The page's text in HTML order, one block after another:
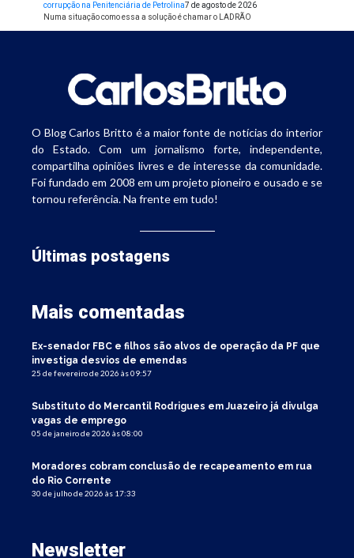
corrupção na Penitenciária de Petrolina7 de agosto de 2026
Numa situação como essa a solução é chamar o LADRÃO
O Blog Carlos Britto é a maior fonte de notícias do interior
do Estado. Com um jornalismo forte, independente,
compartilha opiniões livres e de interesse da comunidade.
Foi fundado em 2008 em um projeto pioneiro e ousado e se
tornou referência. Na frente em tudo!
Últimas postagens
Mais comentadas
Ex-senador FBC e filhos são alvos de operação da PF que
investiga desvios de emendas
25 de fevereiro de 2026 às 09:57
Substituto do Mercantil Rodrigues em Juazeiro já divulga
vagas de emprego
05 de janeiro de 2026 às 08:00
Moradores cobram conclusão de recapeamento em rua
do Rio Corrente
30 de julho de 2026 às 17:33
Newsletter